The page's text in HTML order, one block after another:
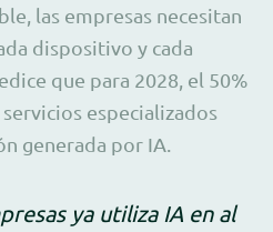
las empresas necesitan
dispositivo y cada
que para 2028, el 50%
especializados
generada por IA.
ya utiliza IA en al